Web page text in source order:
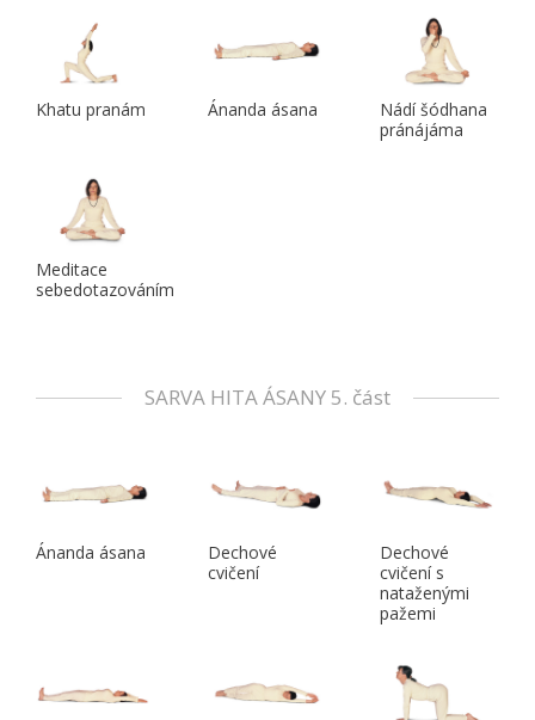
Khatu pranám Ánanda ásana
Nádí šódhana
pránájáma
Meditace
sebedotazováním
SARVA HITA ÁSANY 5. část
Ánanda ásana
Dechové
cvičení
Dechové
cvičení s
nataženými
pažemi